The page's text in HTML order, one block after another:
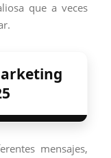
que a veces
mensajes,